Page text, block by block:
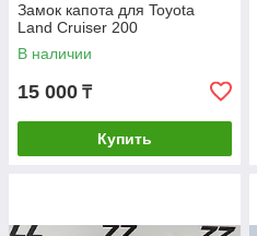
Замок капота для Toyota
Land Cruiser 200
В наличии
15 000 ₸
Купить